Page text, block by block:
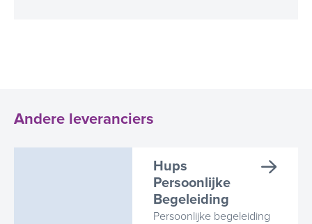
Andere leveranciers
Hups
Persoonlijke
Begeleiding
Persoonlijke begeleiding